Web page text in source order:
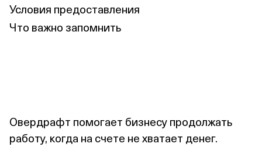
Условия предоставления
Что важно запомнить
Овердрафт помогает бизнесу продолжать
работу, когда на счете не хватает денег.